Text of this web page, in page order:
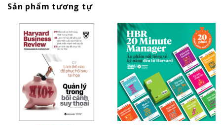
Sản phẩm tương tự